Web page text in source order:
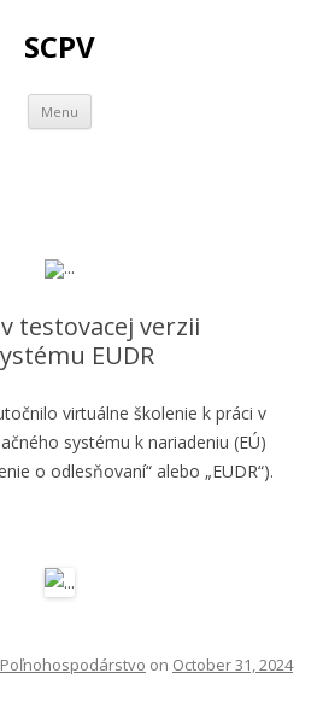
SCPV
Menu Skip
content
testovacej verzii
EUDR
virtuálne školenie k práci v
systému k nariadeniu (EÚ)
o odlesňovaní“ alebo „EUDR“).
Poľnohospodárstvo on October 31, 2024